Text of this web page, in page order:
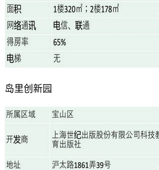
岛里创新园